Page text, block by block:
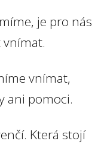
je pro nás
vnímat,
ani pomoci.
Která stojí